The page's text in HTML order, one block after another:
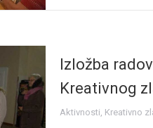
Izložba
Kreativnog
Aktivnosti Kreativno